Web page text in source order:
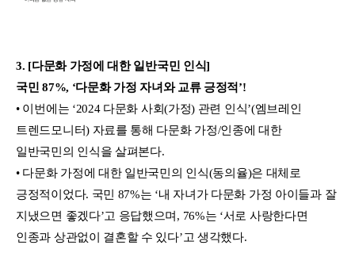
3. [다문화 가정에 대한 일반국민 인식]
국민 87%, ‘다문화 가정 자녀와 교류 긍정적’!
• 이번에는 ‘2024 다문화 사회(가정) 관련 인식’(엠브레인
트렌드모니터) 자료를 통해 다문화 가정/인종에 대한
일반국민의 인식을 살펴본다.
• 다문화 가정에 대한 일반국민의 인식(동의율)은 대체로
긍정적이었다. 국민 87%는 ‘내 자녀가 다문화 가정 아이들과 잘
지냈으면 좋겠다’고 응답했으며, 76%는 ‘서로 사랑한다면
인종과 상관없이 결혼할 수 있다’고 생각했다.